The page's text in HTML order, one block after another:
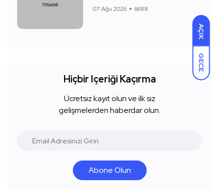
AÇIK
GECE
07 Ağu 2026 6688
Hiçbir Içeriği Kaçırma
Ücretsiz kayıt olun ve ilk siz
gelişmelerden haberdar olun.
Abone Olun